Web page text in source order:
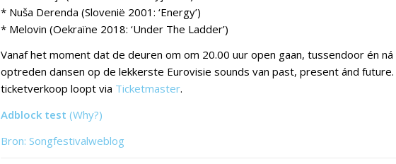
* Nuša Derenda (Slovenië 2001: ‘Energy’)
* Melovin (Oekraïne 2018: ‘Under The Ladder’)
Vanaf het moment dat de deuren om om 20.00 uur open gaan, tussendoor én
optreden dansen op de lekkerste Eurovisie sounds van past, present ánd
ticketverkoop loopt via Ticketmaster.
Adblock test (Why?)
Bron: Songfestivalweblog